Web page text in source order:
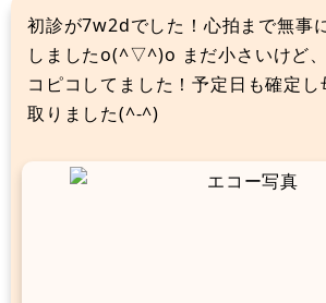
初診が7w2dでした！心拍まで無事
しましたo(^▽^)o まだ小さいけど
コピコしてました！予定日も確定
取りました(^-^)